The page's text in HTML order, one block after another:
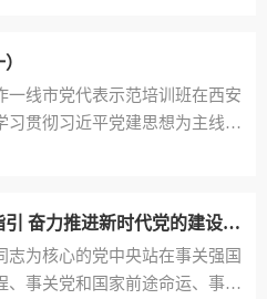
堂”走向“岗位”、从“思想”化为
提升，现将部分代表的心得体会
一线市党代表示范培训班在西安
习贯彻习近平党建思想为主线，
层治理、党代表作用发挥与新
堂”走向“岗位”、从“思想”化为
提升，现将部分代表的心得体会
坚持以习近平党建思想为指引 奋力推进新时代党的建设新的伟大工程
志为核心的党中央站在事关强国
、事关党和国家前途命运、事关